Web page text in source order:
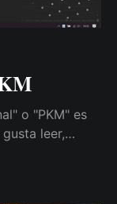
o "PKM" es
leer,